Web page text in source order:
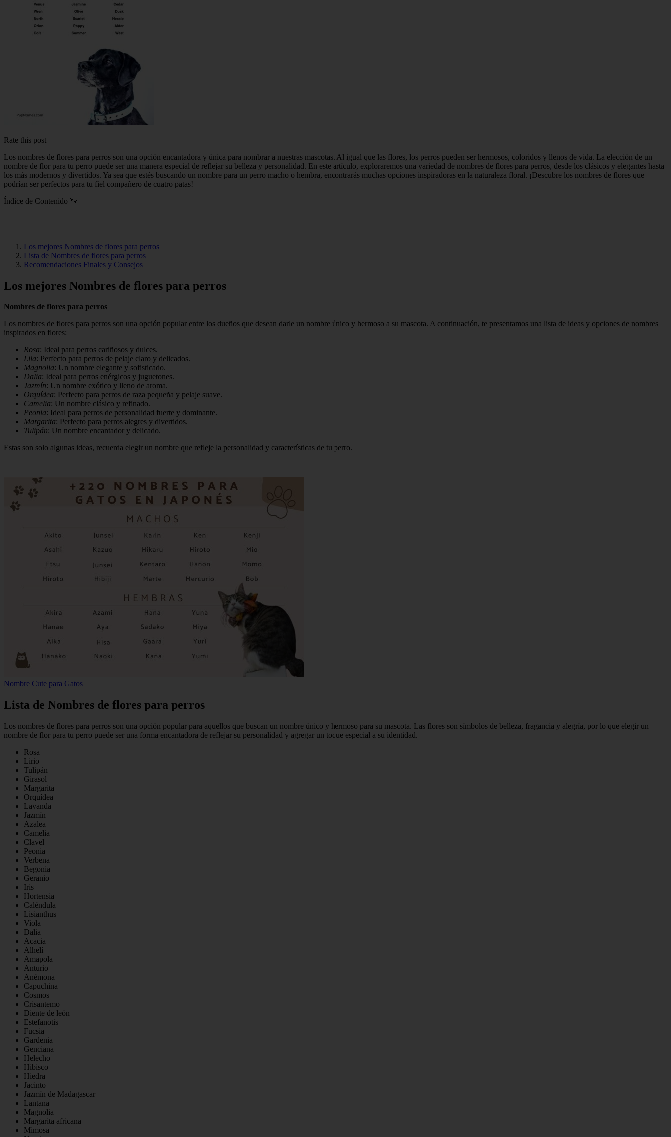
Rate this post
Los nombres de flores para perros son una opción encantadora y única para nombrar a nuestras mascotas. Al igual que las flores, los perros pueden ser hermosos, coloridos y llenos de vida. La elección de un
nombre de flor para tu perro puede ser una manera especial de reflejar su belleza y personalidad. En este artículo, exploraremos una variedad de nombres de flores para perros, desde los clásicos y elegantes hasta
los más modernos y divertidos. Ya sea que estés buscando un nombre para un perro macho o hembra, encontrarás muchas opciones inspiradoras en la naturaleza floral. ¡Descubre los nombres de flores que
podrían ser perfectos para tu fiel compañero de cuatro patas!
Índice de Contenido 🐾
Los mejores Nombres de flores para perros
Lista de Nombres de flores para perros
Recomendaciones Finales y Consejos
Los mejores Nombres de flores para perros
Nombres de flores para perros
Los nombres de flores para perros son una opción popular entre los dueños que desean darle un nombre único y hermoso a su mascota. A continuación, te presentamos una lista de ideas y opciones de nombres
inspirados en flores:
Rosa: Ideal para perros cariñosos y dulces.
Lila: Perfecto para perros de pelaje claro y delicados.
Magnolia: Un nombre elegante y sofisticado.
Dalia: Ideal para perros enérgicos y juguetones.
Jazmín: Un nombre exótico y lleno de aroma.
Orquídea: Perfecto para perros de raza pequeña y pelaje suave.
Camelia: Un nombre clásico y refinado.
Peonia: Ideal para perros de personalidad fuerte y dominante.
Margarita: Perfecto para perros alegres y divertidos.
Tulipán: Un nombre encantador y delicado.
Estas son solo algunas ideas, recuerda elegir un nombre que refleje la personalidad y características de tu perro.
Nombre Cute para Gatos
Lista de Nombres de flores para perros
Los nombres de flores para perros son una opción popular para aquellos que buscan un nombre único y hermoso para su mascota. Las flores son símbolos de belleza, fragancia y alegría, por lo que elegir un
nombre de flor para tu perro puede ser una forma encantadora de reflejar su personalidad y agregar un toque especial a su identidad.
Rosa
Lirio
Tulipán
Girasol
Margarita
Orquídea
Lavanda
Jazmín
Azalea
Camelia
Clavel
Peonia
Verbena
Begonia
Geranio
Iris
Hortensia
Caléndula
Lisianthus
Viola
Dalia
Acacia
Alhelí
Amapola
Anturio
Anémona
Capuchina
Cosmos
Crisantemo
Diente de león
Estefanotis
Fucsia
Gardenia
Genciana
Helecho
Hibisco
Hiedra
Jacinto
Jazmín de Madagascar
Lantana
Magnolia
Margarita africana
Mimosa